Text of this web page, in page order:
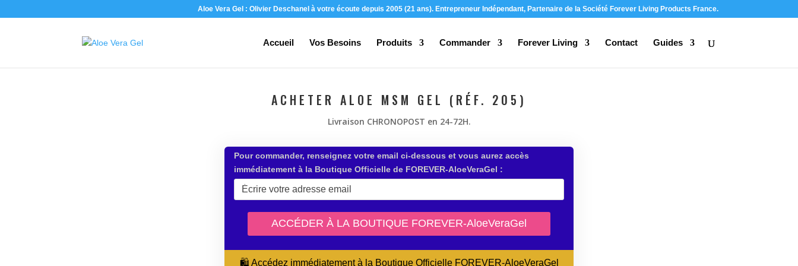
Aloe Vera Gel : Olivier Deschanel à votre écoute depuis 2005 (21 ans). Entrepreneur Indépendant, Partenaire de la Société Forever Living Products France.
Accueil Vos Besoins Produits Commander Forever Living Contact Guides
ACHETER ALOE MSM GEL (RÉF. 205)
Livraison CHRONOPOST en 24-72H.
Pour commander, renseignez votre email ci-dessous et vous aurez accès
immédiatement à la Boutique Officielle de FOREVER-AloeVeraGel :
🛍️ Accédez immédiatement à la Boutique Officielle FOREVER-AloeVeraGel